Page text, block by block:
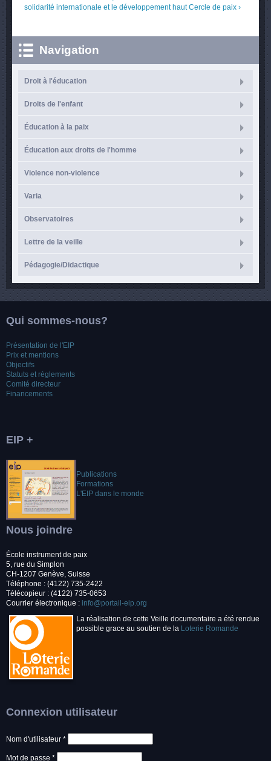
solidarité internationale et le développement haut Cercle de paix ›
Navigation
Droit à l'éducation
Droits de l'enfant
Éducation à la paix
Éducation aux droits de l'homme
Violence non-violence
Varia
Observatoires
Lettre de la veille
Pédagogie/Didactique
Qui sommes-nous?
Présentation de l'EIP
Prix et mentions
Objectifs
Statuts et règlements
Comité directeur
Financements
EIP +
Publications
Formations
L'EIP dans le monde
Nous joindre
École instrument de paix
5, rue du Simplon
CH-1207 Genève, Suisse
Téléphone : (4122) 735-2422
Télécopieur : (4122) 735-0653
Courrier électronique : info@portail-eip.org
La réalisation de cette Veille documentaire a été rendue
possible grace au soutien de la Loterie Romande
Connexion utilisateur
Nom d'utilisateur *
Mot de passe *